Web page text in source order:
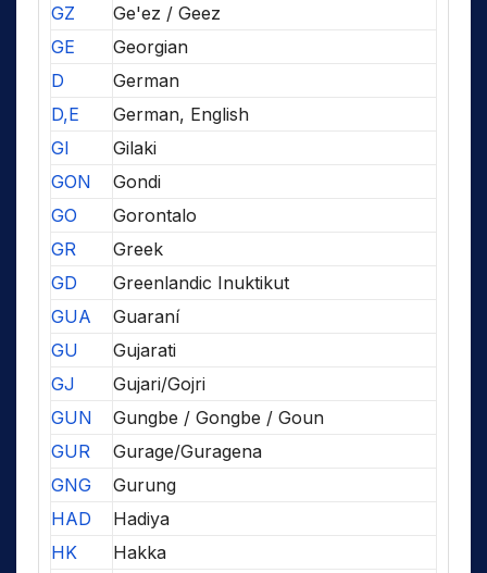
GZ
Ge'ez / Geez
GE
Georgian
D
German
D,E
German, English
GI
Gilaki
GON
Gondi
GO
Gorontalo
GR
Greek
GD
Greenlandic Inuktikut
GUA
Guaraní
GU
Gujarati
GJ
Gujari/Gojri
GUN
Gungbe / Gongbe / Goun
GUR
Gurage/Guragena
GNG
Gurung
HAD
Hadiya
HK
Hakka